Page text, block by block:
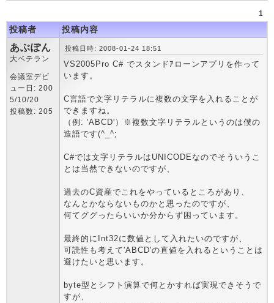
1
投稿者 投稿内容
あぶぽん
大ベテラン
会議室デビ
ュー日: 200
5/10/20
投稿数: 205
投稿日時: 2008-01-24 18:51
VS2005Pro C# でスタンドｱローンアプリを作って
います。
C言語で文字リテラルに複数の文字を入れることが
できますね。
（例: 'ABCD'）※複数文字リテラルというのは僕の
造語です(^_^;
C#では文字リテラルはUNICODEなのでそういうこ
とは当然できないのですが、
過去のC資産でこれをやっているところがあり、
なんとかならないものかと思ったのですが、
何てググったらいいか分からず困っています。
最終的にInt32に数値として入れたいのですが、
可読性も考えて'ABCD'の直値を入れるということは
避けたいと思います。
byte型とシフト演算で何とかすれば実現できそうで
すが、